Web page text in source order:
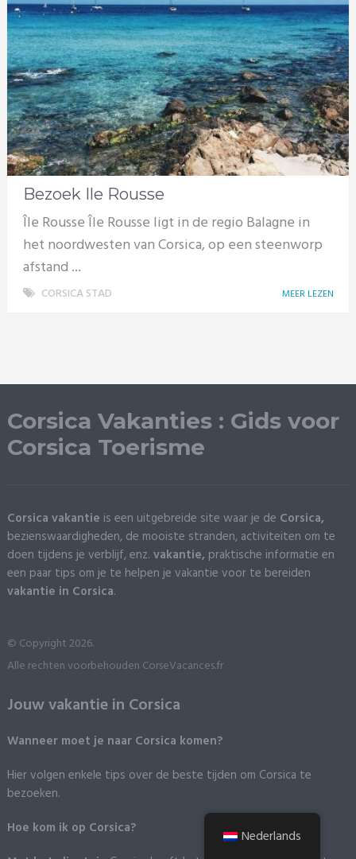
Bezoek Ile Rousse
Île Rousse Île Rousse ligt in de regio Balagne in
het noordwesten van Corsica, op een steenworp
afstand ...
CORSICA STAD MEER LEZEN
Corsica Vakanties : Gids voor
Corsica Toerisme
Corsica vakantie is een uitgebreide site waar je de Corsica,
bezienswaardigheden, de mooiste stranden, activiteiten om te
doen tijdens je verblijf, enz. vakantie, praktische informatie en
een paar tips om je te helpen je vakantie voor te bereiden
vakantie in Corsica.
© Copyright 2026.
Alle rechten voorbehouden CorseVacances.fr
Jouw vakantie in Corsica
Wanneer moet je naar Corsica komen?
Hier volgen enkele tips over de beste tijden om Corsica te
bezoeken.
Hoe kom ik op Corsica?
Nederlands